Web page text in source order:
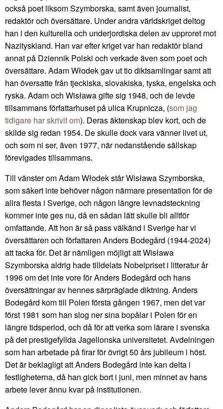
också poet liksom Szymborska, samt även journalist,
redaktör och översättare. Under andra världskriget deltog
han i den kulturella och underjordiska delen av upproret mot
Nazityskland. Han var efter kriget var han redaktör bland
annat på Dziennik Polski och verkade även som poet och
översättare. Adam Włodek gav ut tio diktsamlingar samt att
han översatte från tjeckiska, slovakiska, tyska, engelska och
ryska. Adam och Wisława gifte sig 1948, och de levde
tillsammans författarhuset på ulica Krupnicza, (som jag
tidigare har skrivit om). Deras äktenskap blev kort, och de
skilde sig redan 1954. De skulle dock vara vänner livet ut,
och som ni ser, även 1977, när nedanstående sällskap
förevigades tillsammans.
Till vänster om Adam Włodek står Wisława Szymborska,
som säkert inte behöver någon närmare presentation för de
allra flesta i Sverige, och någon längre levnadsteckning
kommer inte ges nu, då en sådan lätt skulle bli alltför
omfattande. Att hon är så pass välkänd i Sverige har vi
översättaren och författaren Anders Bodegård (1944-2024)
att tacka för. Det är nämligen möjligt att Wisława
Szymborska aldrig hade tilldelats Nobelpriset i litteratur år
1996 om det inte vore för Anders Bodegård och hans
översättningar av hennes särpräglade diktning. Anders
Bodegård kom till Polen första gången 1967, men det var
först 1981 som han slog ner sina bopålar i Polen för en
längre tidsperiod, och då för att verka som lärare i svenska
på det prestigefyllda Jagellonska universitetet. Avdelningen
som han arbetade på firar för övrigt 50 års jubileum i höst.
Det är beklagligt att Anders Bodegård inte kan delta i
festligheterna, då han gick bort i juni, men minnet av hans
arbete lever ännu kvar på institutionen.